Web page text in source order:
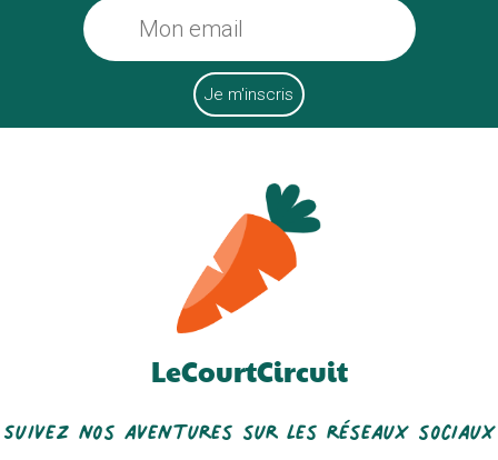
LeCourtCircuit
Suivez nos aventures sur les réseaux sociaux